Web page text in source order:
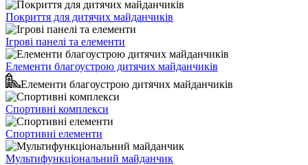
Покриття для дитячих майданчиків
Ігрові панелі та елементи
Елементи благоустрою дитячих майданчиків
Елементи благоустрою дитячих майданчиків
Спортивні комплекси
Спортивні елементи
Мультифункціональний майданчик